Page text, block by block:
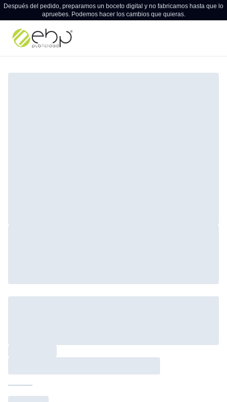
Después del pedido, preparamos un boceto digital y no fabricamos hasta que lo
apruebes. Podemos hacer los cambios que quieras.